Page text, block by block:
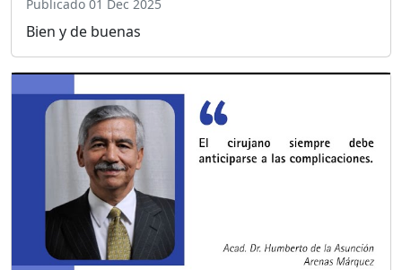
Publicado 01 Dec 2025
Bien y de buenas